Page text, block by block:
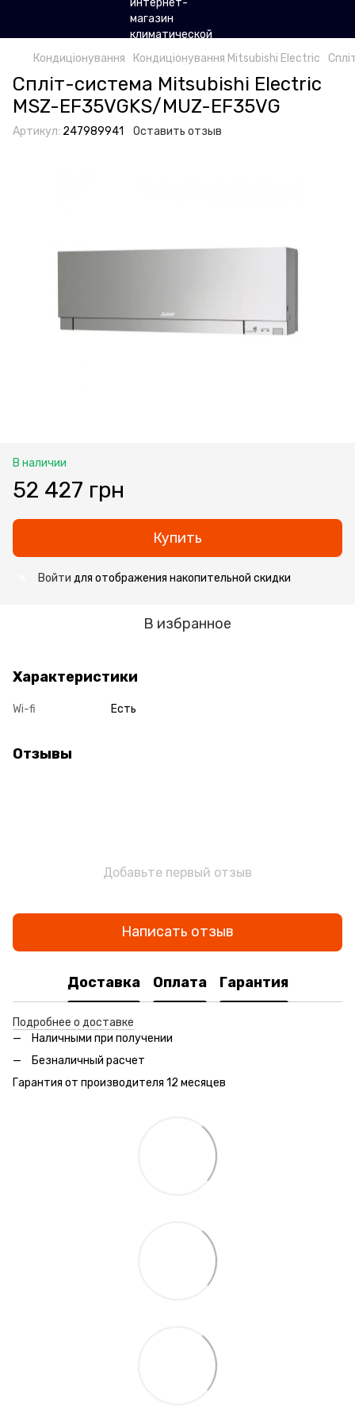
Кондиціонування Кондиціонування Mitsubishi Electric
Спліт-система Mitsubishi Electric
MSZ-EF35VGKS/MUZ-EF35VG
Артикул: 247989941 Оставить отзыв
В наличии
52 427 грн
Купить
Войти для отображения накопительной скидки
В избранное
Характеристики
Wi-fi Есть
Отзывы
Добавьте первый отзыв
Написать отзыв
Доставка Оплата Гарантия
Подробнее о доставке
Наличными при получении
Безналичный расчет
Гарантия от производителя 12 месяцев